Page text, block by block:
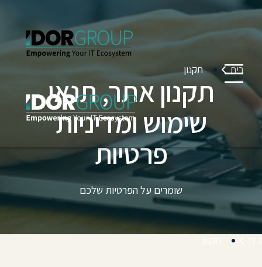
בית תקנון
תקנון אתר, תנאי
שימוש ומדיניות
פרטיות
שומרים על הפרטיות שלכם